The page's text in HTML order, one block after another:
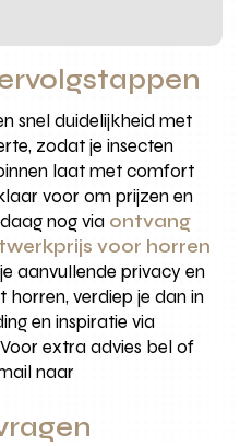
snel duidelijkheid met
zodat je insecten
laat met comfort
voor om prijzen en
nog via ontvang
voor horren
aanvullende privacy en
verdiep je dan in
en inspiratie via
extra advies bel of
naar